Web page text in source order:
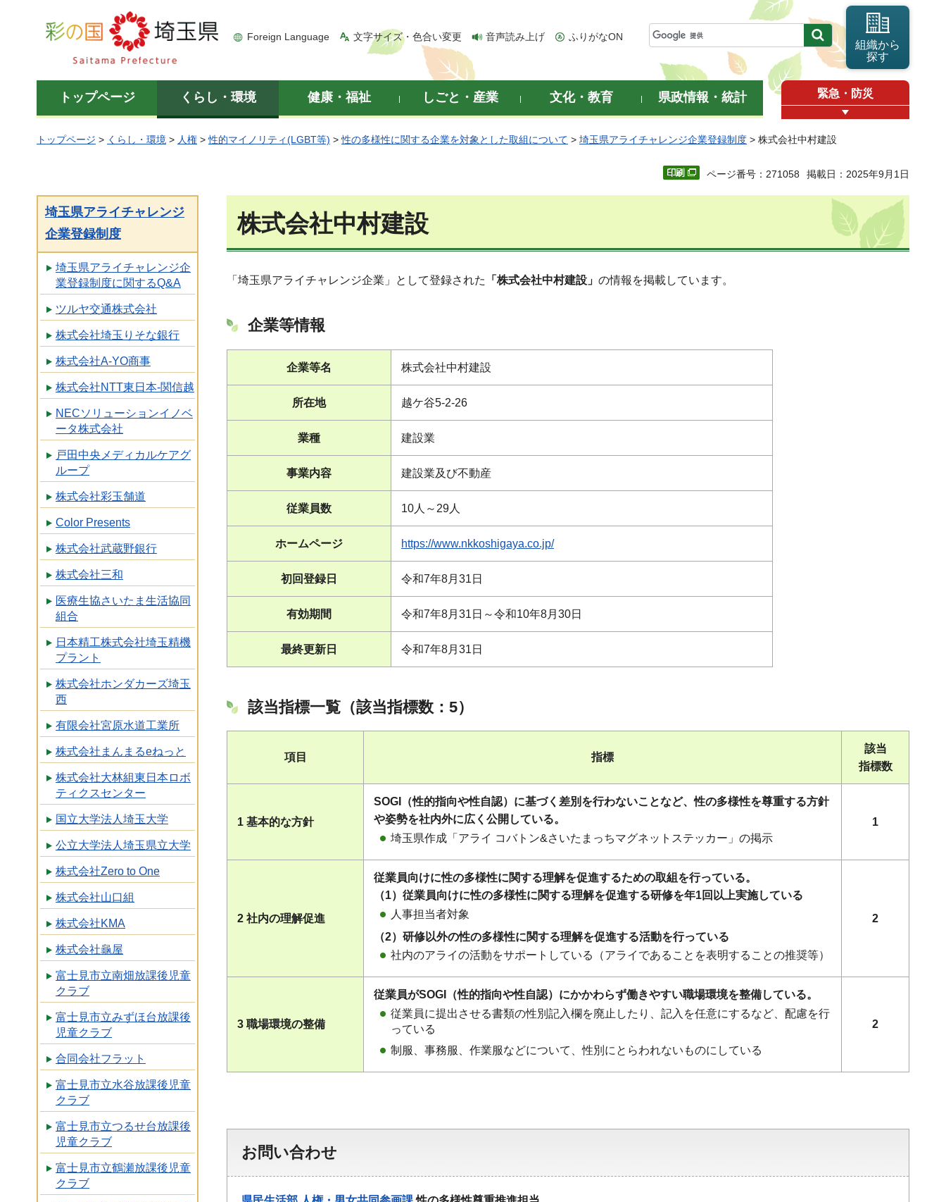
彩の国 埼玉県
Foreign Language 文字サイズ・色合い変更 音声読み上げ ふりがなON
組織から
探す
トップページ くらし・環境 健康・福祉 しごと・産業 文化・教育 県政情報・統計 緊急・防災
トップページ > くらし・環境 > 人権 >性的マイノリティ(LGBT等) >性の多様性に関する企業を対象とした取組について > 埼玉県アライチャレンジ企業登録制度 > 株式会社中村建設
ページ番号：271058 掲載日：2025年9月1日
埼玉県アライチャレンジ
企業登録制度
埼玉県アライチャレンジ企
業登録制度に関するQ&A
ツルヤ交通株式会社
株式会社埼玉りそな銀行
株式会社A-YO商事
株式会社NTT東日本-関信越
NECソリューションイノベ
ータ株式会社
戸田中央メディカルケアグ
ループ
株式会社彩玉舗道
Color Presents
株式会社武蔵野銀行
株式会社三和
医療生協さいたま生活協同
組合
日本精工株式会社埼玉精機
プラント
株式会社ホンダカーズ埼玉
西
有限会社宮原水道工業所
株式会社まんまるeねっと
株式会社大林組東日本ロボ
ティクスセンター
国立大学法人埼玉大学
公立大学法人埼玉県立大学
株式会社Zero to One
株式会社山口組
株式会社KMA
株式会社龜屋
富士見市立南畑放課後児童
クラブ
富士見市立みずほ台放課後
児童クラブ
合同会社フラット
富士見市立水谷放課後児童
クラブ
富士見市立つるせ台放課後
児童クラブ
富士見市立鶴瀬放課後児童
クラブ
株式会社中村建設
「埼玉県アライチャレンジ企業」として登録された 「株式会社中村建設 」 の情報を掲載しています。
企業等情報
企業等名 株式会社中村建設
所在地 越ケ谷5-2-26
業種 建設業
事業内容 建設業及び不動産
従業員数 10人～29人
ホームページ https://www.nkkoshigaya.co.jp/
初回登録日 令和7年8月31日
有効期間 令和7年8月31日～令和10年8月30日
最終更新日 令和7年8月31日
該当指標一覧（該当指標数：5）
項目 指標
該当
指標数
1 基本的な方針
SOGI（性的指向や性自認）に基づく差別を行わないことなど、性の多様性を尊重する方針
や姿勢を社内外に広く公開している。
埼玉県作成「アライ コバトン&さいたまっちマグネットステッカー」の掲示
1
2 社内の理解促進
従業員向けに性の多様性に関する理解を促進するための取組を行っている。
（1）従業員向けに性の多様性に関する理解を促進する研修を年1回以上実施している
人事担当者対象
（2）研修以外の性の多様性に関する理解を促進する活動を行っている
社内のアライの活動をサポートしている（アライであることを表明することの推奨等）
2
3 職場環境の整備
従業員がSOGI（性的指向や性自認）にかかわらず働きやすい職場環境を整備している。
従業員に提出させる書類の性別記入欄を廃止したり、記入を任意にするなど、配慮を行
っている
制服、事務服、作業服などについて、性別にとらわれないものにしている
2
お問い合わせ